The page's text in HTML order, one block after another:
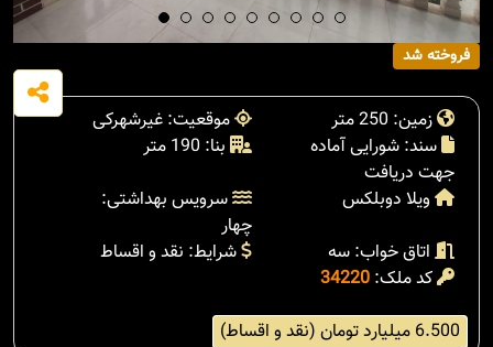
فروخته شد
زمین: 250 متر
موقعیت: غیرشهرکی
سند: شورایی آماده
جهت دریافت
بنا: 190 متر
ویلا دوبلکس
سرویس بهداشتی:
چهار
اتاق خواب: سه
شرایط: نقد و اقساط
کد ملک: 34220
6.500 میلیارد تومان (نقد و اقساط)